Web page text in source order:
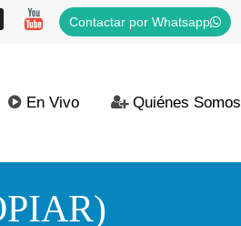
Contactar por Whatsapp
En Vivo Quiénes Somos